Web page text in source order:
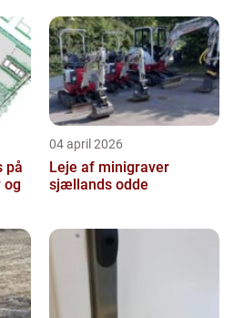
på
og
04 april 2026
Leje af minigraver
sjællands odde